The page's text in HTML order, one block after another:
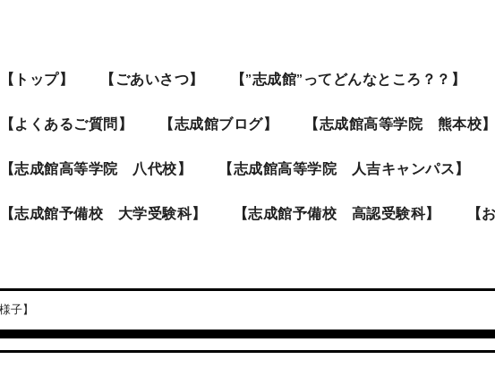
【トップ】 【ごあいさつ】 【”志成館”ってどんなところ？？】
【よくあるご質問】 【志成館ブログ】 【志成館高等学院 熊本校】
【志成館高等学院 八代校】 【志成館高等学院 人吉キャンパス】
【志成館予備校 大学受験科】 【志成館予備校 高認受験科】 【
子】